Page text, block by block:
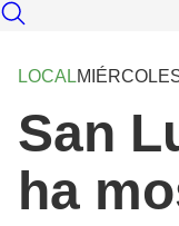
LOCAL
San
ha